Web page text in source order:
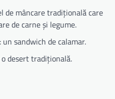
de mâncare tradițională care
de carne și legume.
: un sandwich de calamar.
o desert tradițională.